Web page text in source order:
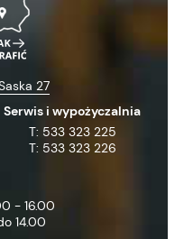
Saska 27
Serwis i wypożyczalnia
T: 533 323 225
T: 533 323 226
- 16.00
14.00